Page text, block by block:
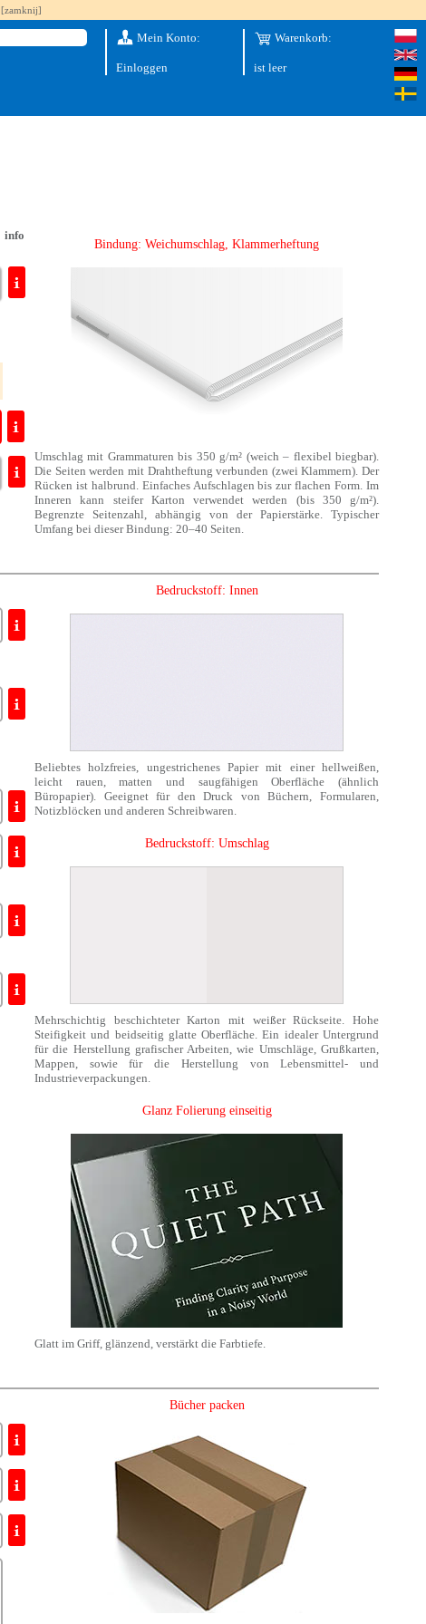
[zamknij]
Mein Konto:
Einloggen
Warenkorb:
ist leer
info
Bindung: Weichumschlag, Klammerheftung
Umschlag mit Grammaturen bis 350 g/m² (weich – flexibel biegbar).
Die Seiten werden mit Drahtheftung verbunden (zwei Klammern). Der
Rücken ist halbrund. Einfaches Aufschlagen bis zur flachen Form. Im
Inneren kann steifer Karton verwendet werden (bis 350 g/m²).
Begrenzte Seitenzahl, abhängig von der Papierstärke. Typischer
Umfang bei dieser Bindung: 20–40 Seiten.
Bedruckstoff: Innen
Beliebtes holzfreies, ungestrichenes Papier mit einer hellweißen,
leicht rauen, matten und saugfähigen Oberfläche (ähnlich
Büropapier). Geeignet für den Druck von Büchern, Formularen,
Notizblöcken und anderen Schreibwaren.
Bedruckstoff: Umschlag
Mehrschichtig beschichteter Karton mit weißer Rückseite. Hohe
Steifigkeit und beidseitig glatte Oberfläche. Ein idealer Untergrund
für die Herstellung grafischer Arbeiten, wie Umschläge, Grußkarten,
Mappen, sowie für die Herstellung von Lebensmittel- und
Industrieverpackungen.
Glanz Folierung einseitig
Glatt im Griff, glänzend, verstärkt die Farbtiefe.
Bücher packen